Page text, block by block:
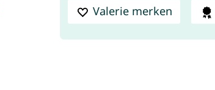
Valerie merken